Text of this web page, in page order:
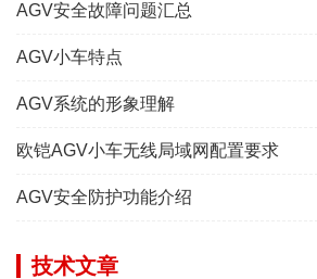
AGV安全故障问题汇总
AGV小车特点
AGV系统的形象理解
欧铠AGV小车无线局域网配置要求
AGV安全防护功能介绍
技术文章